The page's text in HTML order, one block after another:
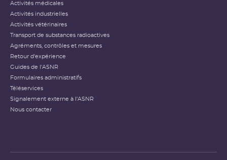
Activités médicales
Activités industrielles
Activités vétérinaires
Transport de substances radioactives
Agréments, contrôles et mesures
Retour d'expérience
Guides de l'ASNR
Formulaires administratifs
Téléservices
Signalement externe à l'ASNR
Nous contacter